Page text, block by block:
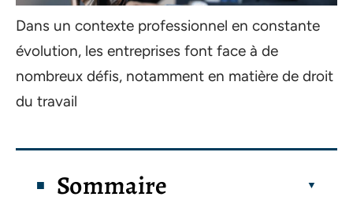
Dans un contexte professionnel en constante
évolution, les entreprises font face à de
nombreux défis, notamment en matière de droit
du travail
Sommaire